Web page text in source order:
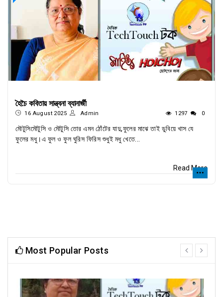
হৈচৈ কবিতায় সান্ত্বনা ব্যানার্জী
16 August 2025 Admin 1297 0
মৌটুসিমৌটুসি ও মৌটুসি তোর এমন ঠোঁটের যাদু,ফুলের মাঝে তাই ডুবিয়ে খাস যে
ফুলের মধু।এ ফুল ও ফুল ঘুরিস ফিরিস শুধুই মধু খেতে...
Read More
Most Popular Posts
prev